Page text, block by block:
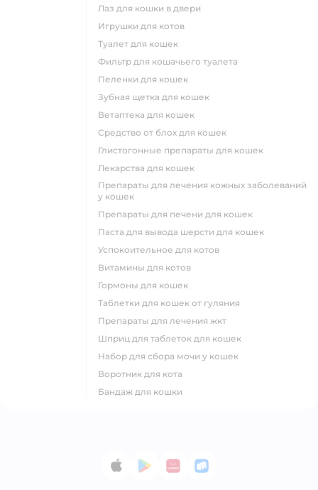
лаз для кошки в двери
игрушки для котов
туалет для кошек
фильтр для кошачьего туалета
пеленки для кошек
зубная щетка для кошек
ветаптека для кошек
средство от блох для кошек
глистогонные препараты для кошек
лекарства для кошек
препараты для лечения кожных заболеваний
у кошек
препараты для печени для кошек
паста для вывода шерсти для кошек
успокоительное для котов
витамины для котов
гормоны для кошек
таблетки для кошек от гуляния
препараты для лечения жкт
шприц для таблеток для кошек
набор для сбора мочи у кошек
воротник для кота
бандаж для кошки
App StoreGoogle Play
AppGallery
RuStore